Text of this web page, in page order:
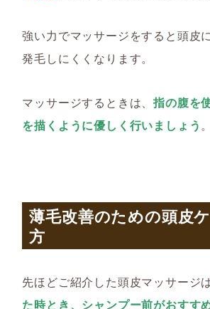
強い力でマッサージをすると頭皮
発毛しにくくなります。
マッサージするときは、指の腹を
を描くように優しく行いましょう。
薄毛改善のための頭皮
方
先ほどご紹介した頭皮マッサージ
た時とき、シャンプー前がおすす